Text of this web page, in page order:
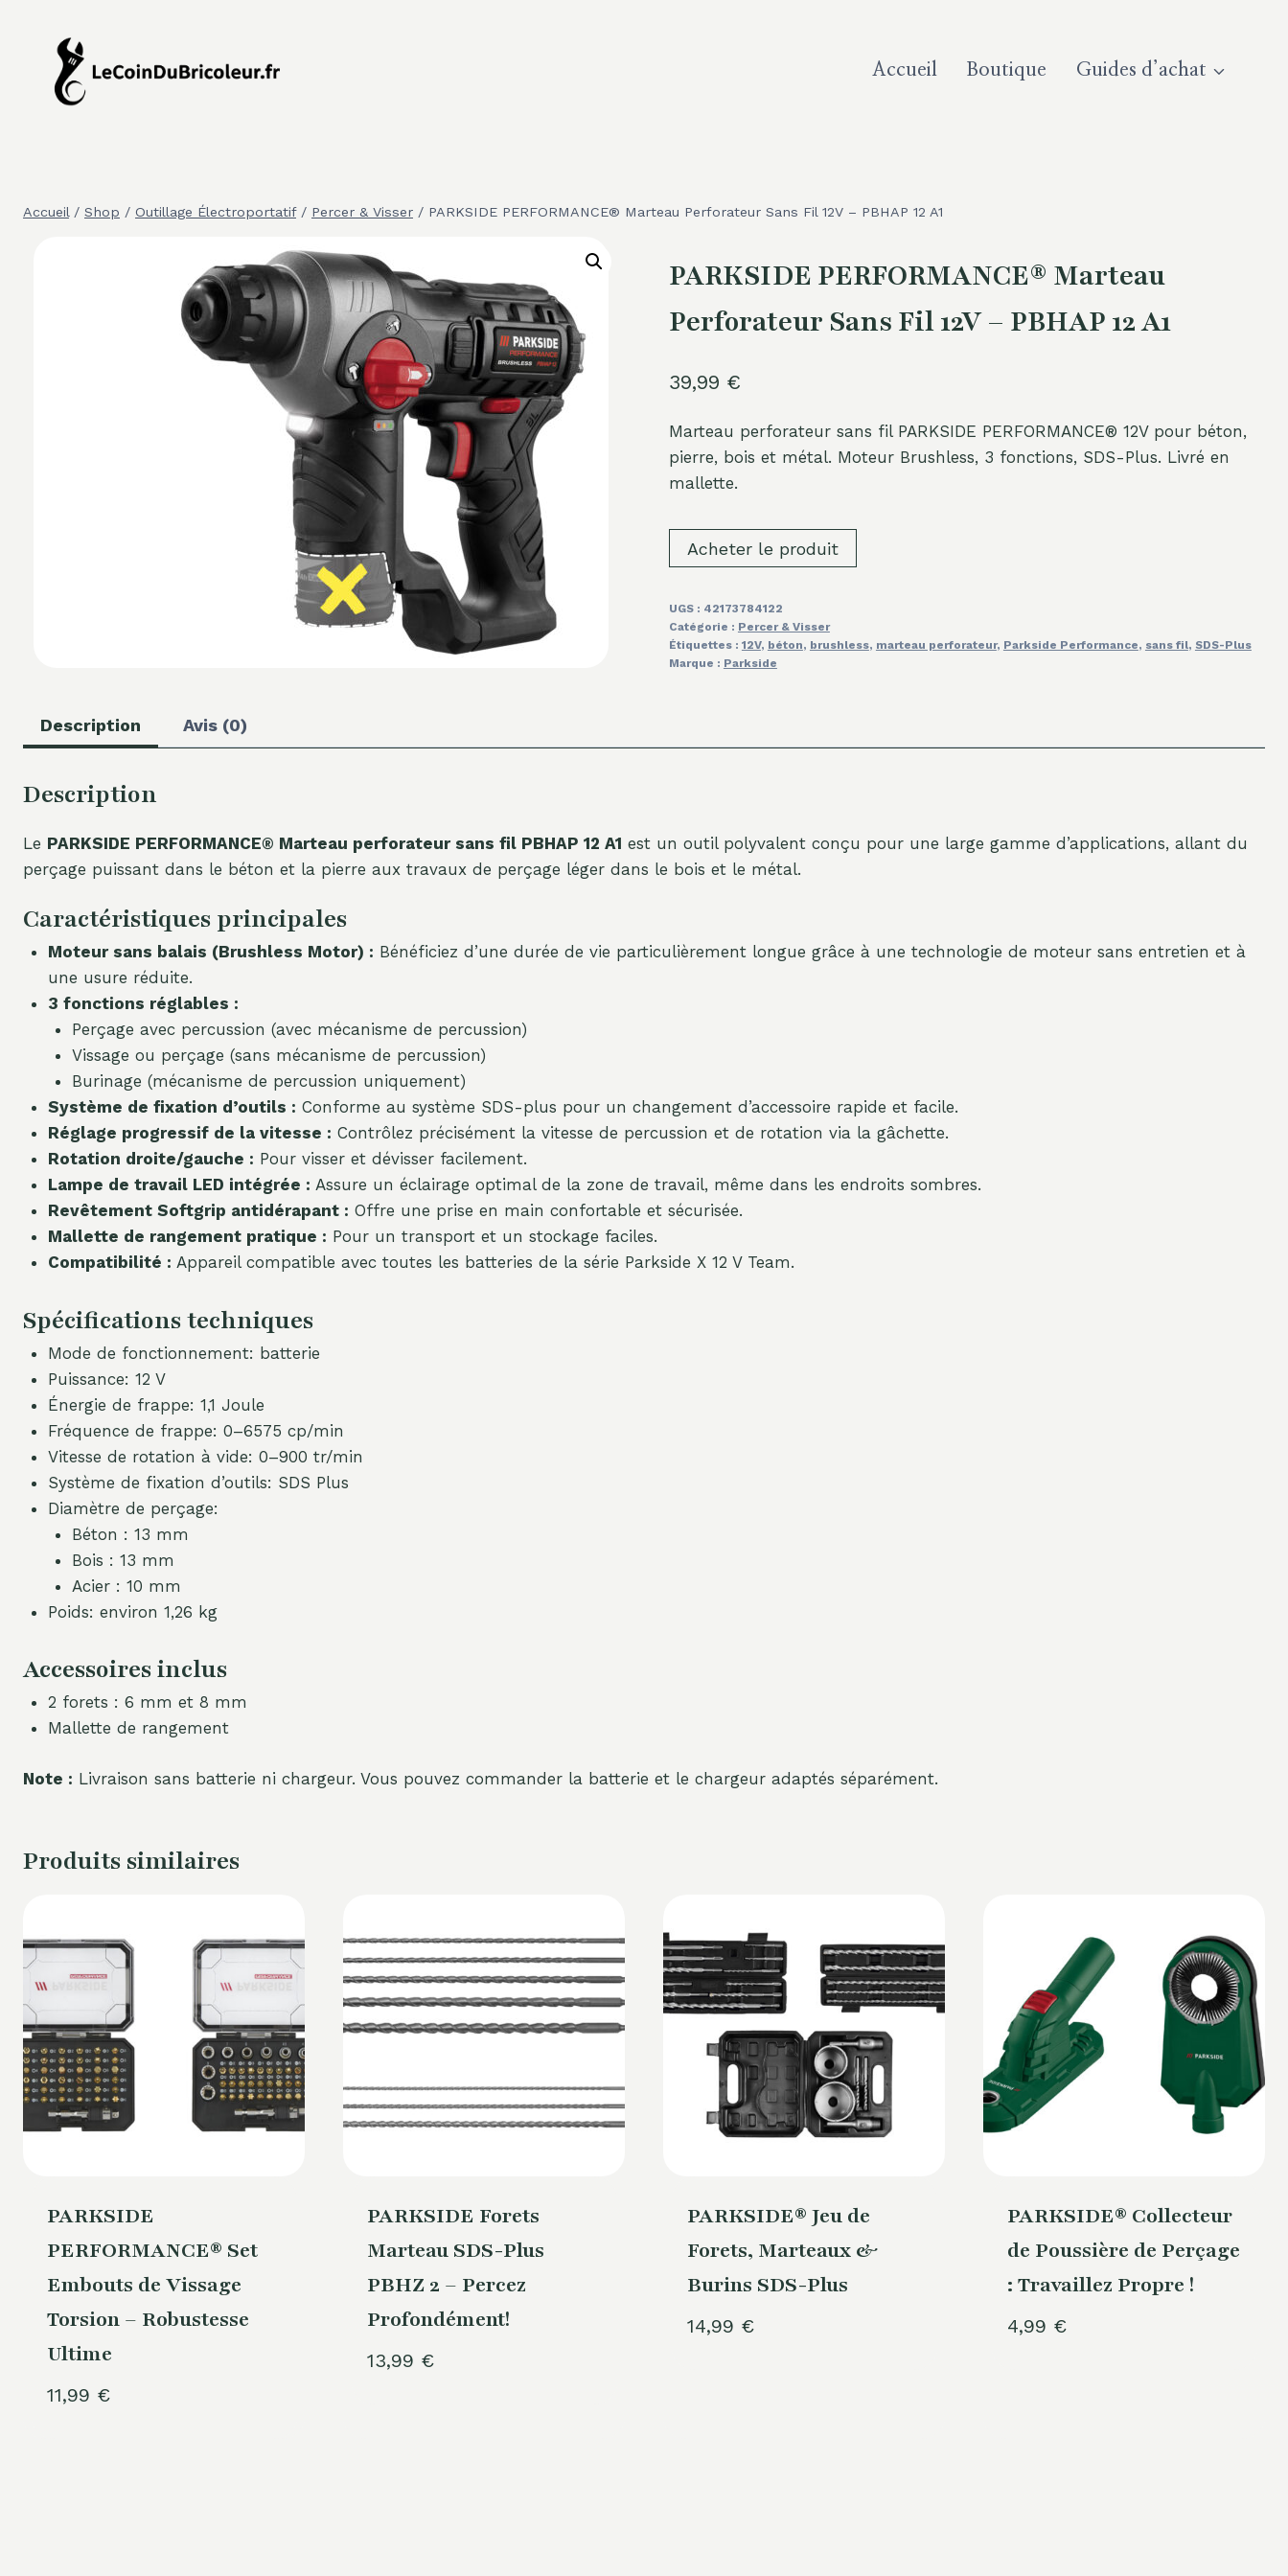
contenu
Accueil Boutique Guides d’achat
Accueil / Shop / Outillage Électroportatif / Percer & Visser / PARKSIDE PERFORMANCE® Marteau Perforateur Sans Fil 12V – PBHAP 12 A1
PARKSIDE PERFORMANCE® Marteau
Perforateur Sans Fil 12V – PBHAP 12 A1
39,99 €
Marteau perforateur sans fil PARKSIDE PERFORMANCE® 12V pour béton,
pierre, bois et métal. Moteur Brushless, 3 fonctions, SDS-Plus. Livré en
mallette.
Acheter le produit
UGS : 42173784122
Catégorie : Percer & Visser
Étiquettes : 12V, béton, brushless, marteau perforateur, Parkside Performance, sans fil, SDS-Plus
Marque : Parkside
Description Avis (0)
Description
Le PARKSIDE PERFORMANCE® Marteau perforateur sans fil PBHAP 12 A1 est un outil polyvalent conçu pour une large gamme d’applications, allant du
perçage puissant dans le béton et la pierre aux travaux de perçage léger dans le bois et le métal.
Caractéristiques principales
Moteur sans balais (Brushless Motor) : Bénéficiez d’une durée de vie particulièrement longue grâce à une technologie de moteur sans entretien et à
une usure réduite.
3 fonctions réglables :
Perçage avec percussion (avec mécanisme de percussion)
Vissage ou perçage (sans mécanisme de percussion)
Burinage (mécanisme de percussion uniquement)
Système de fixation d’outils : Conforme au système SDS-plus pour un changement d’accessoire rapide et facile.
Réglage progressif de la vitesse : Contrôlez précisément la vitesse de percussion et de rotation via la gâchette.
Rotation droite/gauche : Pour visser et dévisser facilement.
Lampe de travail LED intégrée : Assure un éclairage optimal de la zone de travail, même dans les endroits sombres.
Revêtement Softgrip antidérapant : Offre une prise en main confortable et sécurisée.
Mallette de rangement pratique : Pour un transport et un stockage faciles.
Compatibilité : Appareil compatible avec toutes les batteries de la série Parkside X 12 V Team.
Spécifications techniques
Mode de fonctionnement: batterie
Puissance: 12 V
Énergie de frappe: 1,1 Joule
Fréquence de frappe: 0–6575 cp/min
Vitesse de rotation à vide: 0–900 tr/min
Système de fixation d’outils: SDS Plus
Diamètre de perçage:
Béton : 13 mm
Bois : 13 mm
Acier : 10 mm
Poids: environ 1,26 kg
Accessoires inclus
2 forets : 6 mm et 8 mm
Mallette de rangement
Note : Livraison sans batterie ni chargeur. Vous pouvez commander la batterie et le chargeur adaptés séparément.
Produits similaires
PARKSIDE
PERFORMANCE® Set
Embouts de Vissage
Torsion – Robustesse
Ultime
11,99 €
PARKSIDE Forets
Marteau SDS-Plus
PBHZ 2 – Percez
Profondément!
13,99 €
PARKSIDE® Jeu de
Forets, Marteaux &
Burins SDS-Plus
14,99 €
PARKSIDE® Collecteur
de Poussière de Perçage
: Travaillez Propre !
4,99 €